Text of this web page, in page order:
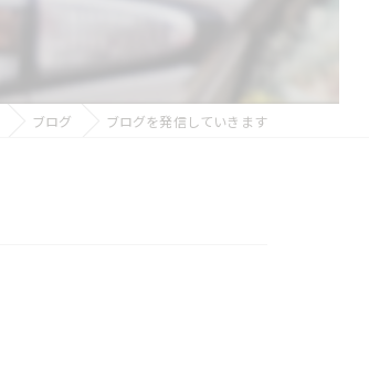
ブログ ブログを発信していきます